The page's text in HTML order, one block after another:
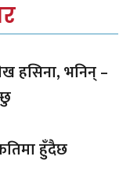
हसिना, भनिन् –
हुँदैछ